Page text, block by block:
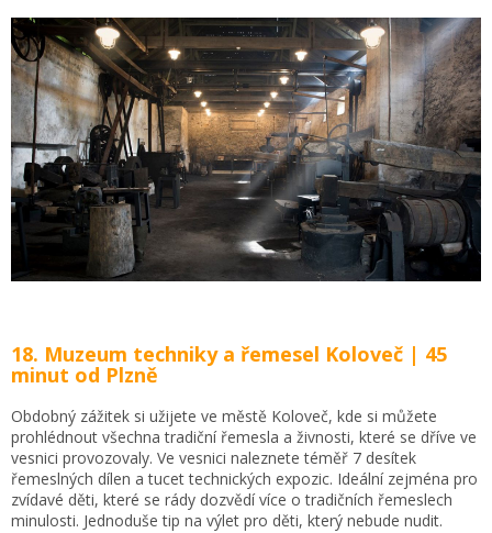
18. Muzeum techniky a řemesel Koloveč | 45
minut od Plzně
Obdobný zážitek si užijete ve městě Koloveč, kde si můžete
prohlédnout všechna tradiční řemesla a živnosti, které se dříve ve
vesnici provozovaly. Ve vesnici naleznete téměř 7 desítek
řemeslných dílen a tucet technických expozic. Ideální zejména pro
zvídavé děti, které se rády dozvědí více o tradičních řemeslech
minulosti. Jednoduše tip na výlet pro děti, který nebude nudit.